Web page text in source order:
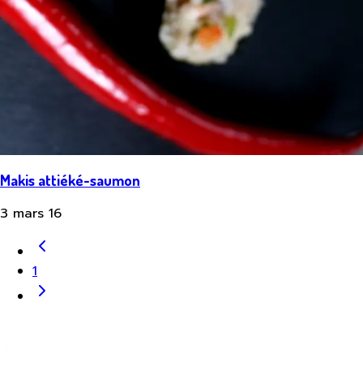
Makis attiéké-saumon
3 mars 16
1